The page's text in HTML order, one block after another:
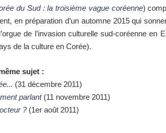
du Sud : la troisième vague coréenne)
en préparation d’un automne 2015 qui
de l’invasion culturelle sud-coréenne en
de la culture en Corée).
sujet :
(31 décembre 2011)
parlant(11 novembre 2011)
?(1er août 2011)